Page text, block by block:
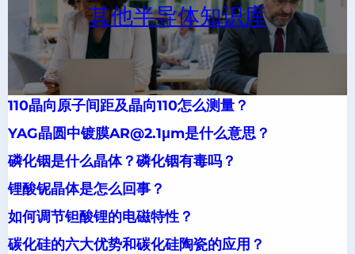
其他半导体知识库
110晶向原子间距及晶向110怎么测量？
YAG晶圆中镀膜AR@2.1μm是什么意思？
磷化铟是什么晶体？磷化铟有毒吗？
锂酸铌晶体是怎么回事？
如何调节钽酸锂的电磁特性？
碳化硅的六大优势和碳化硅陶瓷的应用？